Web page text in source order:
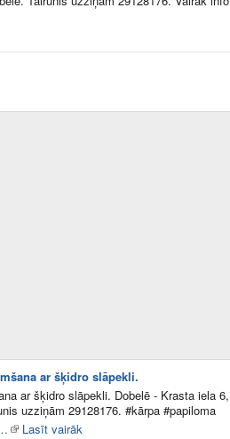
ar šķidro slāpekli.
ar šķidro slāpekli. Dobelē - Krasta iela 6,
uzziņām 29128176. ‪#‎kārpa‬ ‪#‎papiloma‬
Lasīt vairāk